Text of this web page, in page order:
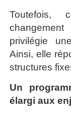
Toutefois,
privilégie
Ainsi, elle
structures
Un
élargi aux